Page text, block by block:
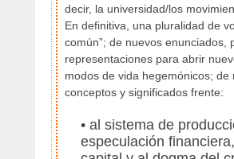
decir, la universidad/los
En definitiva, una pluralidad de
común”; de nuevos enunciados,
representaciones para abrir
modos de vida hegemónicos;
conceptos y significados frente:
• al sistema de
especulación